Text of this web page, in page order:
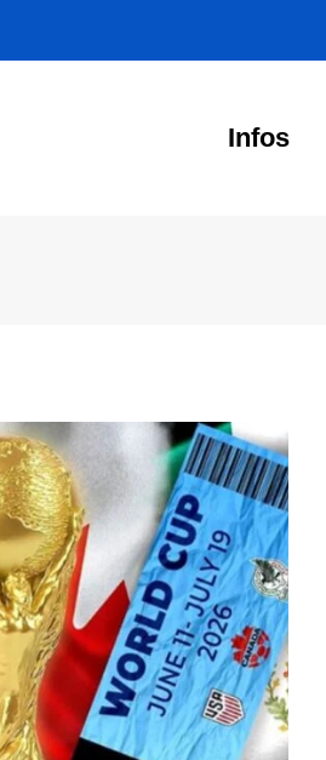
Infos